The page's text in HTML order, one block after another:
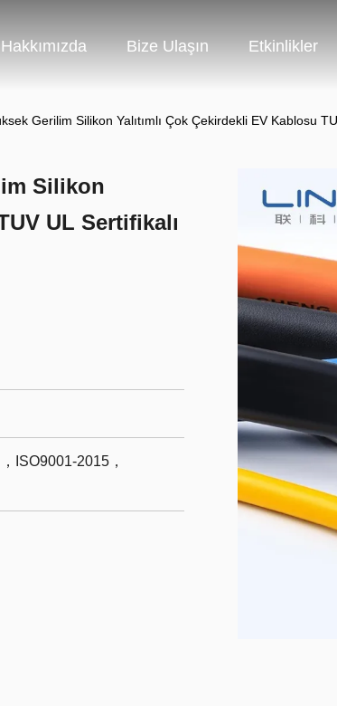
Hakkımızda Bize Ulaşın Etkinlikler
Gerilim Silikon Yalıtımlı Çok Çekirdekli EV Kablosu
Silikon
UL Sertifikalı
ISO9001-2015，